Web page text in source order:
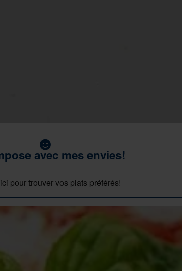
avec mes envies!
pour trouver vos plats préférés!